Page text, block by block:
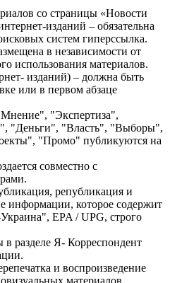
со страницы «Новости
изданий – обязательна
систем гиперссылка.
в независимости от
использования материалов.
изданий) – должна быть
или в первом абзаце
"Экспертиза",
"Деньги", "Власть", "Выборы",
"Промо" публикуются на
совместно с
републикация и
информации, которое содержит
EPA / UPG, строго
в разделе Я- Корреспондент
и воспроизведение
материалов,